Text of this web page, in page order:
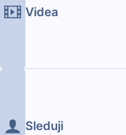
Videa
Sleduji